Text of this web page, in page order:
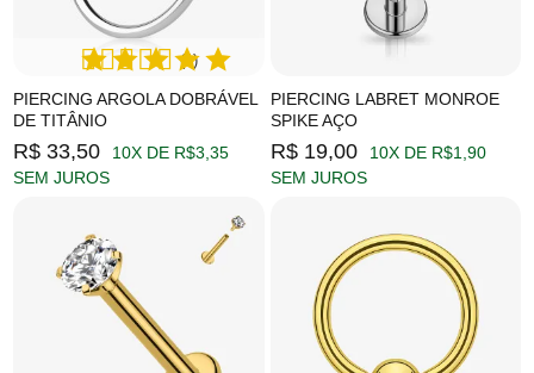
PIERCING ARGOLA DOBRÁVEL
DE TITÂNIO
(1)
R$ 33,50
10X DE R$3,35
SEM JUROS
PIERCING LABRET MONROE
SPIKE AÇO
R$ 19,00
10X DE R$1,90
SEM JUROS